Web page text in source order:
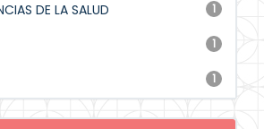
1
DE LA SALUD
1
1